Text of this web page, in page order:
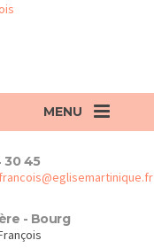
MENU
30 45
- Bourg